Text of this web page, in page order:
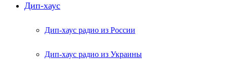
Дип-хаус
Дип-хаус радио из России
Дип-хаус радио из Украины